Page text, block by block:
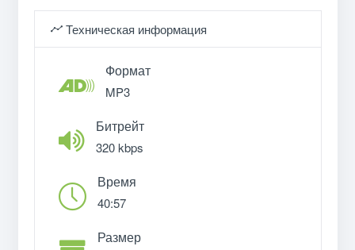
Техническая информация
Формат
MP3
Битрейт
320 kbps
Время
40:57
Размер